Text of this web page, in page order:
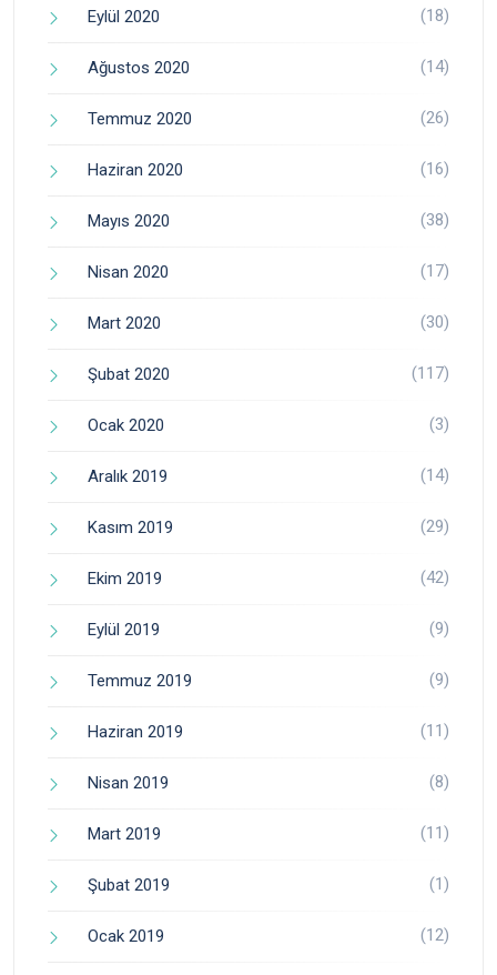
Eylül 2020 (18)
Ağustos 2020 (14)
Temmuz 2020 (26)
Haziran 2020 (16)
Mayıs 2020 (38)
Nisan 2020 (17)
Mart 2020 (30)
Şubat 2020 (117)
Ocak 2020 (3)
Aralık 2019 (14)
Kasım 2019 (29)
Ekim 2019 (42)
Eylül 2019 (9)
Temmuz 2019 (9)
Haziran 2019 (11)
Nisan 2019 (8)
Mart 2019 (11)
Şubat 2019 (1)
Ocak 2019 (12)